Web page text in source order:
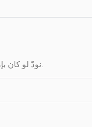
نودّ لو كان بإمكاننا تقديم الوصف ولكن الموقع الذي تراه هنا لا يسمح لنا بذلك.